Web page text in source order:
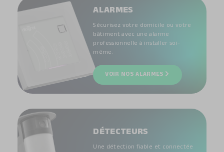
ALARMES
Sécurisez votre domicile ou votre
bâtiment avec une alarme
professionnelle à installer soi-
même.
VOIR NOS ALARMES
DÉTECTEURS
Une détection fiable et connectée